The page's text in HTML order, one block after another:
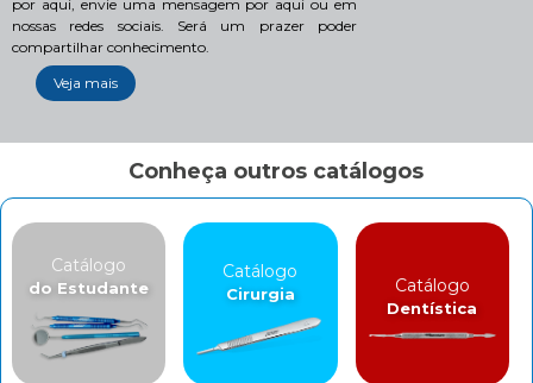
por aqui, envie uma mensagem por aqui ou em
nossas redes sociais. Será um prazer poder
compartilhar conhecimento.
Veja mais
Conheça outros catálogos
Catálogo
do Estudante
Catálogo
Cirurgia Catálogo
Dentística